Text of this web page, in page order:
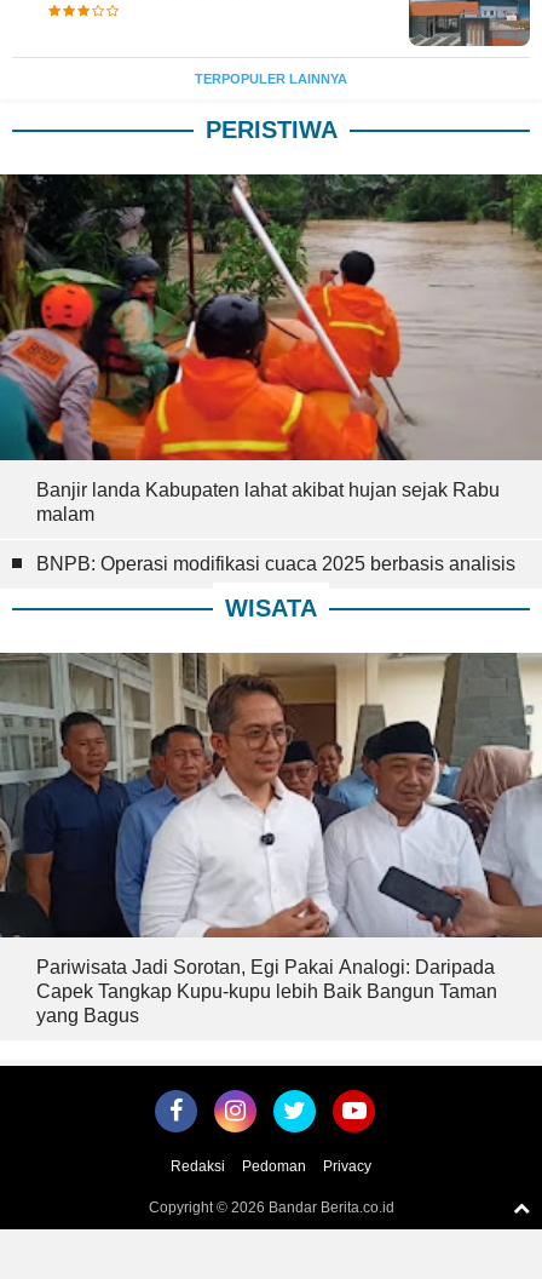
TERPOPULER LAINNYA
PERISTIWA
Banjir landa Kabupaten lahat akibat hujan sejak Rabu
malam
BNPB: Operasi modifikasi cuaca 2025 berbasis analisis
WISATA
Pariwisata Jadi Sorotan, Egi Pakai Analogi: Daripada
Capek Tangkap Kupu-kupu lebih Baik Bangun Taman
yang Bagus
Redaksi Pedoman Privacy
Copyright © 2026 Bandar Berita.co.id